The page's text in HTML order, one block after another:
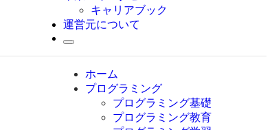
キャリアブック
運営元について
ホーム
プログラミング
プログラミング基礎
プログラミング教育